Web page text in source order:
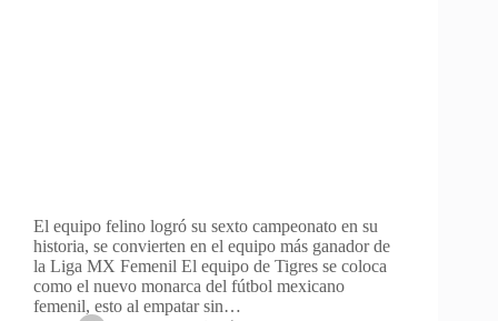
El equipo felino logró su sexto campeonato en su
historia, se convierten en el equipo más ganador de
la Liga MX Femenil El equipo de Tigres se coloca
como el nuevo monarca del fútbol mexicano
femenil, esto al empatar sin…